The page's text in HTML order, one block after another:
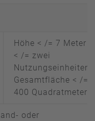
Höhe < /= 7 Meter
< /= zwei
Nutzungseinheiten
Gesamtfläche < /=
400 Quadratmeter
oder